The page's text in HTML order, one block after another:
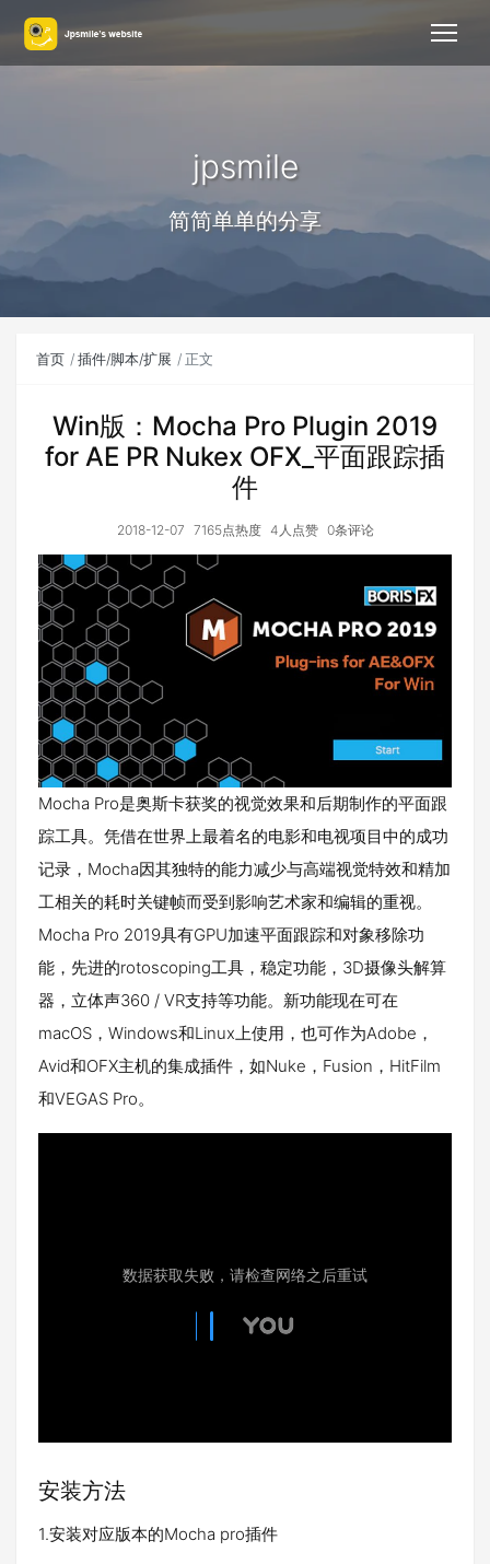
jpsmile
简简单单的分享
首页 插件/脚本/扩展 正文
Win版：Mocha Pro Plugin 2019
for AE PR Nukex OFX_平面跟踪插
件
2018-12-07 7165点热度 4人点赞 0条评论
Mocha Pro是奥斯卡获奖的视觉效果和后期制作的平面跟
踪工具。凭借在世界上最着名的电影和电视项目中的成功
记录，Mocha因其独特的能力减少与高端视觉特效和精加
工相关的耗时关键帧而受到影响艺术家和编辑的重视。
Mocha Pro 2019具有GPU加速平面跟踪和对象移除功
能，先进的rotoscoping工具，稳定功能，3D摄像头解算
器，立体声360 / VR支持等功能。新功能现在可在
macOS，Windows和Linux上使用，也可作为Adobe，
Avid和OFX主机的集成插件，如Nuke，Fusion，HitFilm
和VEGAS Pro。
安装方法
1.安装对应版本的Mocha pro插件